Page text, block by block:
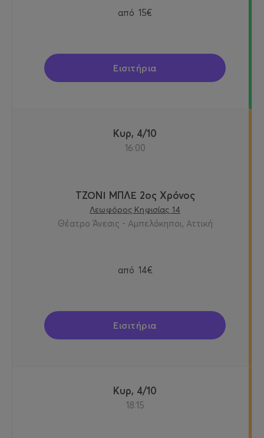
από 15€
Εισιτήρια
Κυρ, 4/10
16:00
ΤΖΟΝΙ ΜΠΛΕ 2ος Χρόνος
Λεωφόρος Κηφισίας 14
Θέατρο Άνεσις - Αμπελόκηποι, Αττική
από 14€
Εισιτήρια
Κυρ, 4/10
18:15